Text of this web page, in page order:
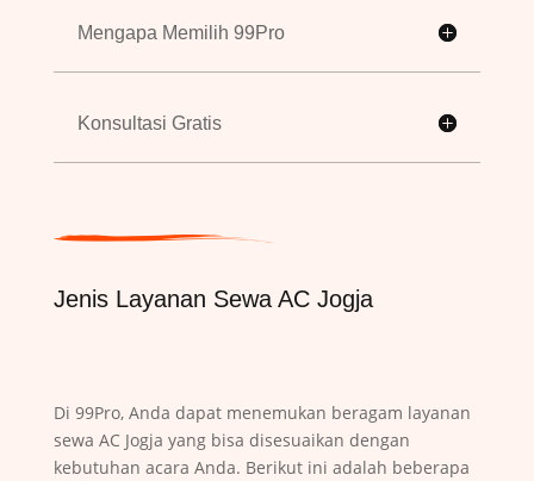
Mengapa Memilih 99Pro
Konsultasi Gratis
Jenis Layanan Sewa AC Jogja
Di 99Pro, Anda dapat menemukan beragam layanan
sewa AC Jogja yang bisa disesuaikan dengan
kebutuhan acara Anda. Berikut ini adalah beberapa